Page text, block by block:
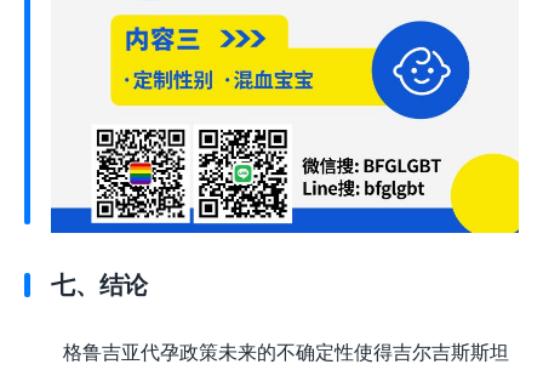
七、结论
格鲁吉亚代孕政策未来的不确定性使得吉尔吉斯斯坦